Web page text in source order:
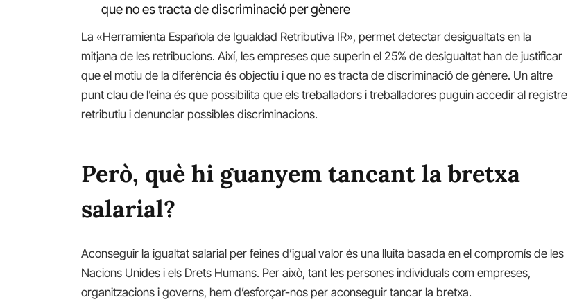
que no es tracta de discriminació per gènere
La «Herramienta Española de Igualdad Retributiva IR», permet detectar desigualtats en la
mitjana de les retribucions. Així, les empreses que superin el 25% de desigualtat han de justificar
que el motiu de la diferència és objectiu i que no es tracta de discriminació de gènere. Un altre
punt clau de l’eina és que possibilita que els treballadors i treballadores puguin accedir al registre
retributiu i denunciar possibles discriminacions.
Però, què hi guanyem tancant la bretxa
salarial?
Aconseguir la igualtat salarial per feines d’igual valor és una lluita basada en el compromís de les
Nacions Unides i els Drets Humans. Per això, tant les persones individuals com empreses,
organitzacions i governs, hem d’esforçar-nos per aconseguir tancar la bretxa.